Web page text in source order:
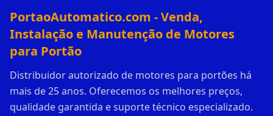
PortaoAutomatico.com - Venda,
Instalação e Manutenção de Motores
para Portão
Distribuidor autorizado de motores para portões há
mais de 25 anos. Oferecemos os melhores preços,
qualidade garantida e suporte técnico especializado.